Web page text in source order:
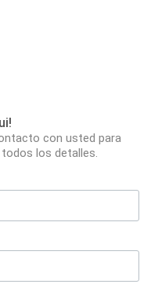
con usted para
los detalles.